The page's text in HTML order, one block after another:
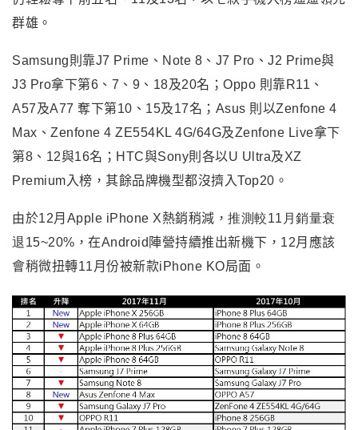
群雄。
Samsung則靠J7 Prime、Note 8、J7 Pro、J2 Prime與
J3 Pro拿下第6、7、9、18及20名；Oppo 則靠R11、
A57及A77 奪下第10、15及17名；Asus 則以Zenfone 4
Max、Zenfone 4 ZE554KL 4G/64G及Zenfone Live拿下
第8、12與16名；HTC與Sony則各以U Ultra及XZ
Premium入榜，其餘品牌機型都沒擠入Top20。
由於12月Apple iPhone X熱銷稍減， 推測較11月銷量衰
退15~20% ，在Android陣營持續推出新機下，12月應該
會稍微扭轉11月份被新款iPhone KO局面。